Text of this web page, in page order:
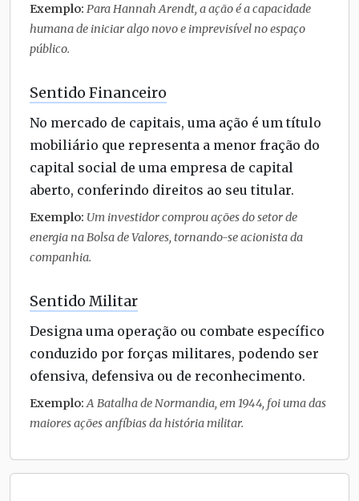
Exemplo: Para Hannah Arendt, a ação é a capacidade
humana de iniciar algo novo e imprevisível no espaço
público.
Sentido Financeiro
No mercado de capitais, uma ação é um título
mobiliário que representa a menor fração do
capital social de uma empresa de capital
aberto, conferindo direitos ao seu titular.
Exemplo: Um investidor comprou ações do setor de
energia na Bolsa de Valores, tornando-se acionista da
companhia.
Sentido Militar
Designa uma operação ou combate específico
conduzido por forças militares, podendo ser
ofensiva, defensiva ou de reconhecimento.
Exemplo: A Batalha de Normandia, em 1944, foi uma das
maiores ações anfíbias da história militar.